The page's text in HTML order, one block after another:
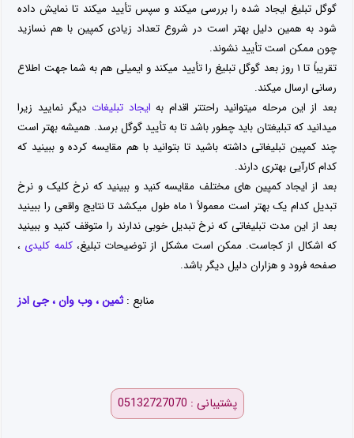
گوگل تبلیغ ایجاد شده را بررسی میکند و سپس تأیید میکند تا نمایش داده
شود به همین دلیل بهتر است در شروع تعداد زیادی کمپین با هم نسازید
چون ممکن است تأیید نشوند.
تقریباً تا ۱ روز بعد گوگل تبلیغ را تأیید میکند و ایمیلی هم به شما جهت اطلاع
رسانی ارسال میکند.
بعد از این مرحله میتوانید راحتتر اقدام به ایجاد تبلیغات دیگر نمایید زیرا
میدانید که تبلیغتان باید چطور باشد تا به تأیید گوگل برسد. همیشه بهتر است
چند کمپین تبلیغاتی داشته باشید تا بتوانید با هم مقایسه کرده و ببینید که
کدام کارآیی بهتری دارند.
بعد از ایجاد کمپین های مختلف مقایسه کنید و ببینید که نرخ کلیک و نرخ
تبدیل کدام یک بهتر است معمولاً ۱ ماه طول میکشد تا نتایج واقعی را ببینید
بعد از این مدت تبلیغاتی که نرخ تبدیل خوبی ندارند را متوقف کنید و ببینید
که اشکال از کجاست. ممکن است مشکل از توضیحات تبلیغ،کلمه کلیدی ،
صفحه فرود و هزاران دلیل دیگر باشد.
منابع :ثمین ، وب وان ، جی ادز
پشتیبانی : 05132727070